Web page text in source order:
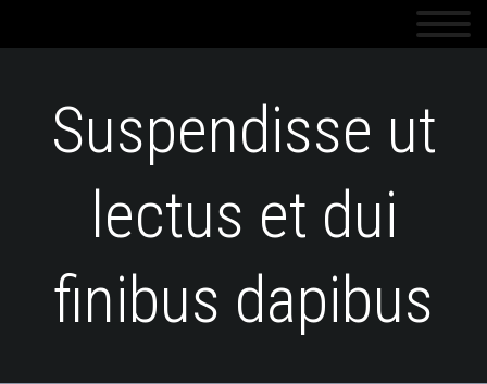
Suspendisse ut
lectus et dui
finibus dapibus